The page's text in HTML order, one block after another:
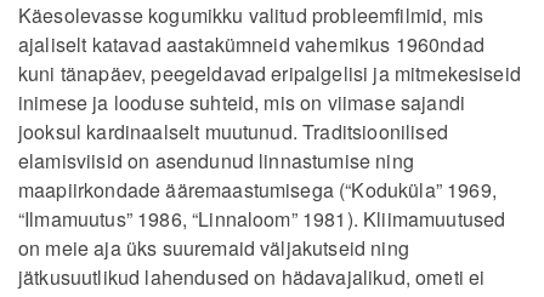
Käesolevasse kogumikku valitud probleemfilmid, mis
ajaliselt katavad aastakümneid vahemikus 1960ndad
kuni tänapäev, peegeldavad eripalgelisi ja mitmekesiseid
inimese ja looduse suhteid, mis on viimase sajandi
jooksul kardinaalselt muutunud. Traditsioonilised
elamisviisid on asendunud linnastumise ning
maapiirkondade ääremaastumisega (“Koduküla” 1969,
“Ilmamuutus” 1986, “Linnaloom” 1981). Kliimamuutused
on meie aja üks suuremaid väljakutseid ning
jätkusuutlikud lahendused on hädavajalikud, ometi ei